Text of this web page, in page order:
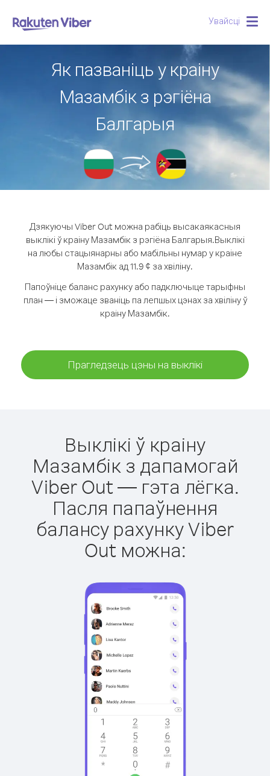
Увайсці
Як пазваніць у краіну
Мазамбік з рэгіёна
Балгарыя
Дзякуючы Viber Out можна рабіць высакаякасныя
выклікі ў краіну Мазамбік з рэгіёна Балгарыя.Выклікі
на любы стацыянарны або мабільны нумар у краіне
Мазамбік ад 11.9 ¢ за хвіліну.
Папоўніце баланс рахунку або падключыце тарыфны
план — і зможаце званіць па лепшых цэнах за хвіліну ў
краіну Мазамбік.
Прагледзець цэны на выклікі
Выклікі ў краіну
Мазамбік з дапамогай
Viber Out — гэта лёгка.
Пасля папаўнення
балансу рахунку Viber
Out можна: